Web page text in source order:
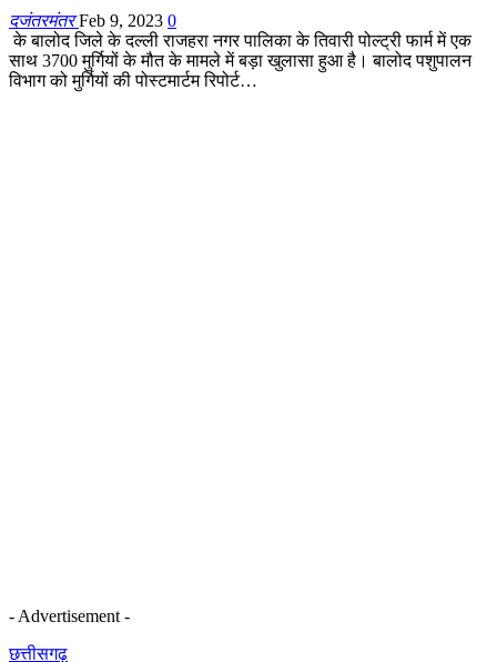
दजंतरमंतरFeb 9, 2023 0
के बालोद जिले के दल्ली राजहरा नगर पालिका के तिवारी पोल्ट्री फार्म में एक
साथ 3700 मुर्गियों के मौत के मामले में बड़ा खुलासा हुआ है। बालोद पशुपालन
विभाग को मुर्गियों की पोस्टमार्टम रिपोर्ट…
- Advertisement -
छत्तीसगढ़